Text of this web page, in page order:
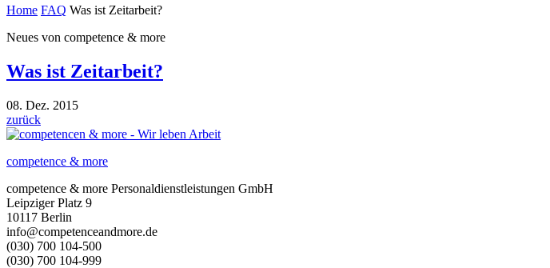
Home FAQ Was ist Zeitarbeit?
Neues von competence & more
Was ist Zeitarbeit?
08. Dez. 2015
zurück
competence & more
competence & more Personaldienstleistungen GmbH
Leipziger Platz 9
10117 Berlin
info@competenceandmore.de
(030) 700 104-500
(030) 700 104-999